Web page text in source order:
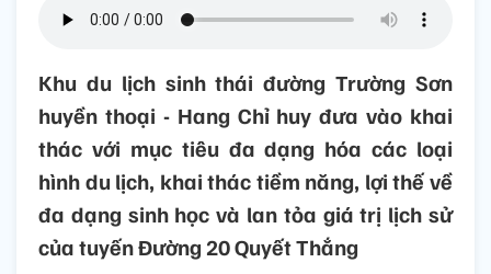
Khu du lịch sinh thái đường Trường Sơn
huyền thoại - Hang Chỉ huy đưa vào khai
thác với mục tiêu đa dạng hóa các loại
hình du lịch, khai thác tiềm năng, lợi thế về
đa dạng sinh học và lan tỏa giá trị lịch sử
của tuyến Đường 20 Quyết Thắng